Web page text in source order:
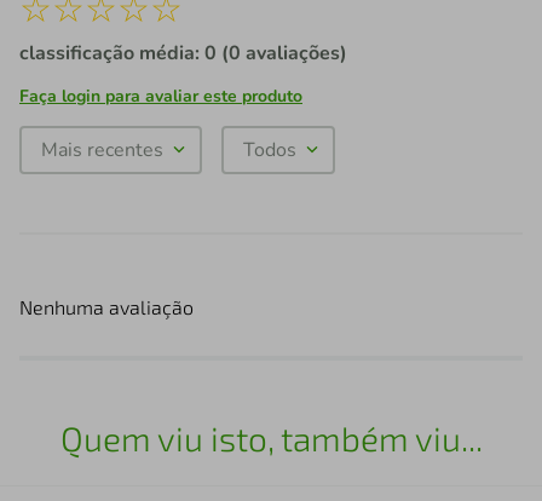
classificação média: 0 (0 avaliações)
Faça login para avaliar este produto
Mais recentes Todos
Nenhuma avaliação
Quem viu isto, também viu...